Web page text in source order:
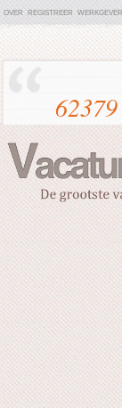
OVER REGISTREER WERKGEVER
62379